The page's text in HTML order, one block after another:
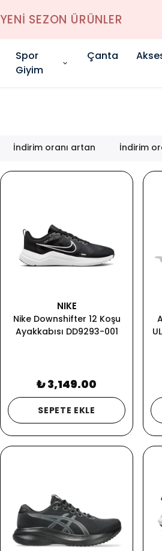
YENİ SEZON ÜRÜNLER
Spor
Giyim
Çanta
İndirim oranı artan İndirim
NIKE
Nike Downshifter 12 Koşu
Ayakkabısı DD9293-001
₺ 3,149.00
SEPETE EKLE